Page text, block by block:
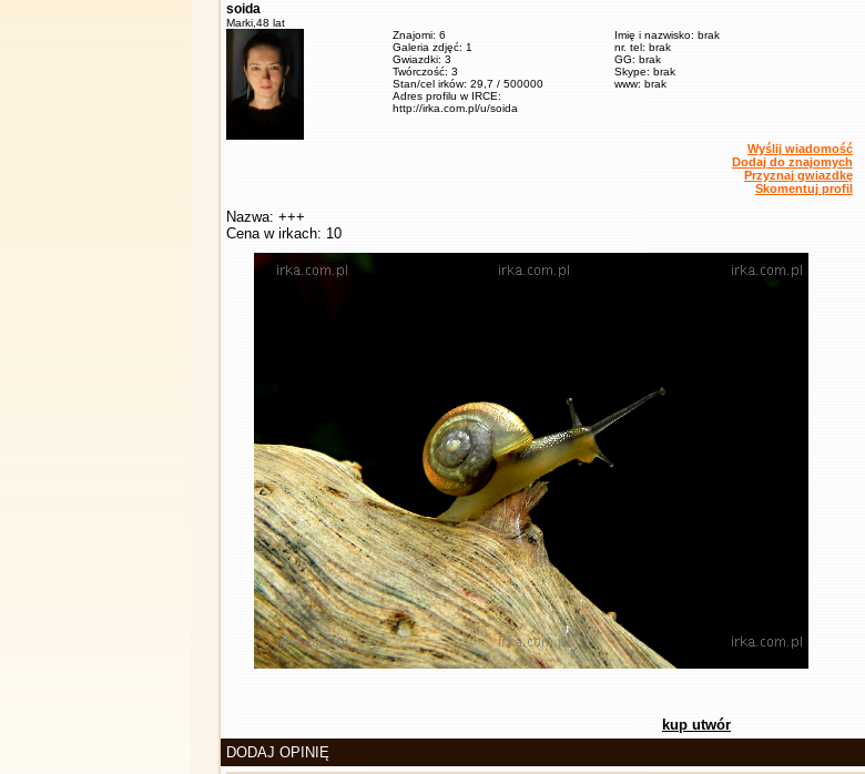
soida
Marki, 48 lat
Znajomi: 6
Galeria zdjęć: 1
Gwiazdki: 3
Twórczość: 3
Stan/cel irków: 29,7 / 500000
Adres profilu w IRCE:
http://irka.com.pl/u/soida
Imię i nazwisko: brak
nr. tel: brak
GG: brak
Skype: brak
www: brak
Wyślij wiadomość
Dodaj do znajomych
Przyznaj gwiazdkę
Skomentuj profil
Nazwa: +++
Cena w irkach: 10
kup utwór
DODAJ OPINIĘ